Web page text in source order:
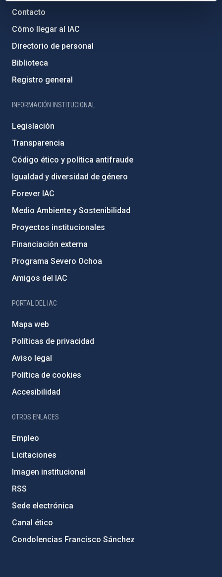
Contacto
Cómo llegar al IAC
Directorio de personal
Biblioteca
Registro general
INFORMACIÓN INSTITUCIONAL
Legislación
Transparencia
Código ético y política antifraude
Igualdad y diversidad de género
Forever IAC
Medio Ambiente y Sostenibilidad
Proyectos institucionales
Financiación externa
Programa Severo Ochoa
Amigos del IAC
PORTAL DEL IAC
Mapa web
Políticas de privacidad
Aviso legal
Política de cookies
Accesibilidad
OTROS ENLACES
Empleo
Licitaciones
Imagen institucional
RSS
Sede electrónica
Canal ético
Condolencias Francisco Sánchez